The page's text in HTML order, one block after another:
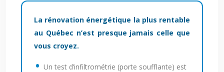
La rénovation énergétique la plus rentable
au Québec n’est presque jamais celle que
vous croyez.
Un test d’infiltrométrie (porte soufflante) est